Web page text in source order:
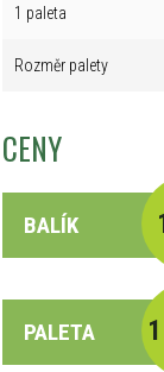
1 paleta
Rozměr palety
CENY
BALÍK
PALETA